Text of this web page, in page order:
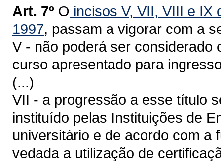
Art. 7º O incisos V, VII, VIII e IX
1997, passam a vigorar com a
V - não poderá ser considerado
curso apresentado para
(...)
VII - a progressão a esse título
instituído pelas Instituições de
universitário e de acordo com a
vedada a utilização de